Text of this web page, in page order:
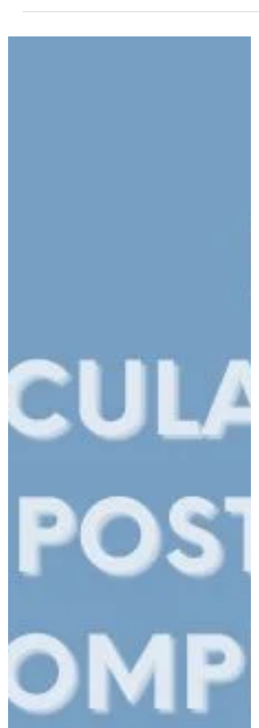
priorización de problemas en casos